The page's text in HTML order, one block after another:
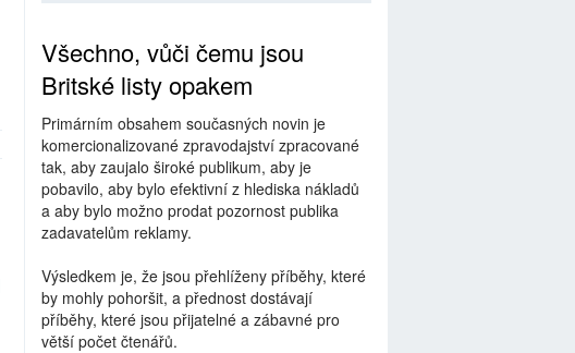
Všechno, vůči čemu jsou
Britské listy opakem
Primárním obsahem současných novin je
komercionalizované zpravodajství zpracované
tak, aby zaujalo široké publikum, aby je
pobavilo, aby bylo efektivní z hlediska nákladů
a aby bylo možno prodat pozornost publika
zadavatelům reklamy.
Výsledkem je, že jsou přehlíženy příběhy, které
by mohly pohoršit, a přednost dostávají
příběhy, které jsou přijatelné a zábavné pro
větší počet čtenářů.